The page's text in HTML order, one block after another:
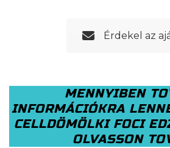
Érdekel az
MENNYIBEN
INFORMÁCIÓKRA
CELLDÖMÖLKI FOCI
OLVASSON